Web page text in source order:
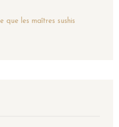
que les maîtres sushis